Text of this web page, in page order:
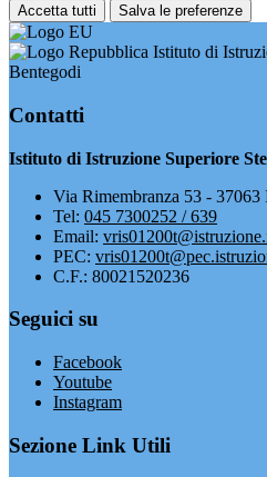
Accetta tutti Salva le preferenze
Istituto di
Bentegodi
Contatti
Istituto di Istruzione Superiore
Via Rimembranza 53 - 37063
Tel: 045 7300252 / 639
Email:
PEC:
C.F.: 80021520236
Seguici su
Facebook
Youtube
Instagram
Sezione Link Utili